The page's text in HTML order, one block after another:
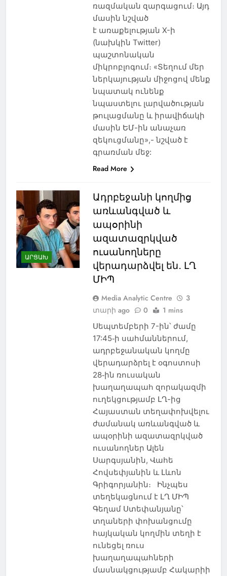
ռազմական զարգացում։ Այդ
մասին նշված
է առաքելության X-ի
(նախկին Twitter)
պաշտոնական
միկրոբլոգում։ «Տեղում մեր
ներկայության միջոցով մենք
նպատակ ունենք
նպաստելու լարվածության
թուլացմանը և իրավիճակի
մասին ԵՄ-ին անաչառ
զեկուցմանը»,- նշված է
գրառման մեջ:
Read More
ԱՐՑԱԽ
Ադրբեջանի կողմից
առևանգված և
ապօրինի
ազատազրկված
ուսանողները
վերադարձվել են․ ԼՂ
ՄԻՊ
Media Analytic Centre
3
տարի ago
0 1 mins
Սեպտեմբերի 7-ին՝ ժամը
17:45֊ի սահմաններում,
ադրբեջանական կողմը
վերադարձրել է օգոստոսի
28֊ին ռուսական
խաղաղապահ զորակազմի
ուղեկցությամբ ԼՂ-ից
Հայաստան տեղափոխվելու
ժամանակ առևանգված և
ապօրինի ազատազրկված
ուսանողներ Ալեն
Սարգսյանին, Վահե
Հովսեփյանին և Լևոն
Գրիգորյանին։ Ինչպես
տեղեկացնում է ԼՂ ՄԻՊ
Գեղամ Ստեփանյանը՝
տղաների փոխանցումը
հայկական կողմին տեղի է
ունեցել ռուս
խաղաղապահների
մասնակցությամբ Հակարիի
ԱԲԱՍԹՈՒՄԱՆ
ԱԴՐԲԵՋԱՆ
ԱՌՈՂՋԱՊԱՀՈՒԹՅՈՒՆ
ԹՈՒՐՔԻԱ
ՀԱՐԱԲԵՐՈՒԹՅՈՒՆՆԵՐ